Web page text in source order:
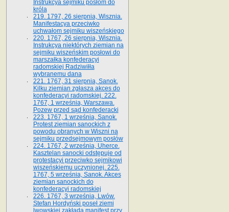
Instrukcya sejmiku posłom do
króla
219. 1797, 26 sierpnia, Wisznia.
Manifestacya przeciwko
uchwałom sejmiku wiszeńskiego
220. 1767, 26 sierpnia, Wisznia.
Instrukcya niektórych ziemian na
sejmiku wiszeńskim posłowi do
marszałka konfe­deracyi
radomskiej Radziwiłła
wybranemu dana
221. 1767, 31 sierpnia, Sanok.
Kilku ziemian zgłasza akces do
konfederacyi radomskiej. 222.
1767, 1 września, Warszawa.
Pozew przed sąd konfederacki
223. 1767, 1 września, Sanok.
Protest ziemian sanockich z
powodu obranych w Wiszni na
sejmiku przedsejmo­wym posłów
224. 1767, 2 września, Uherce.
Kasztelan sanocki odstępuje od
protestacyi przeciwko sejmikowi
wiszeńskiemu uczynionej. 225.
1767, 5 września, Sanok. Akces
ziemian sanockich do
konfederacyi radomskiej
226. 1767, 3 września, Lwów.
Stefan Hordyński poseł ziemi
lwowskiej zakłada manifest przy